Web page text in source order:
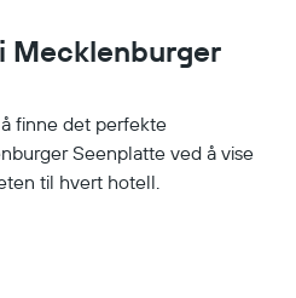
Mecklenburger
finne det perfekte
Seenplatte ved å vise
til hvert hotell.